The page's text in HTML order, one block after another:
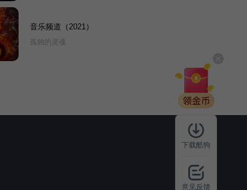
音乐频道（2021）
孤独的灵魂
下载酷狗
意见反馈